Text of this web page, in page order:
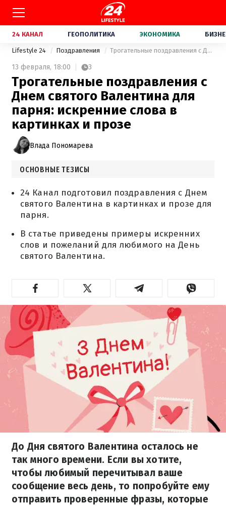
24 КАНАЛ ГЕОПОЛИТИКА ЭКОНОМИКА
Lifestyle 24 Поздравления Трогательные поздравления с Днем святого Валентина для парня: искренние слова в картинках и прозе
13 февраля, 18:00 3
Трогательные поздравления с
Днем святого Валентина для
парня: искренние слова в
картинках и прозе
Влада Пономарева
ОСНОВНЫЕ ТЕЗИСЫ
24 Канал подготовил поздравления с Днем
святого Валентина в картинках и прозе для
парня.
В статье приведены примеры искренних
слов и пожеланий для любимого на День
святого Валентина.
До Дня святого Валентина осталось не
так много времени. Если вы хотите,
чтобы любимый перечитывал ваше
сообщение весь день, то попробуйте ему
отправить проверенные фразы, которые